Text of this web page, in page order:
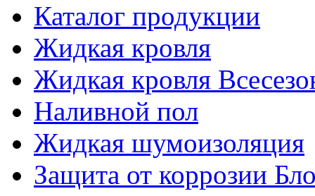
Каталог продукции
Жидкая кровля
Жидкая кровля
Наливной пол
Жидкая шумоизоляция
Защита от коррозии